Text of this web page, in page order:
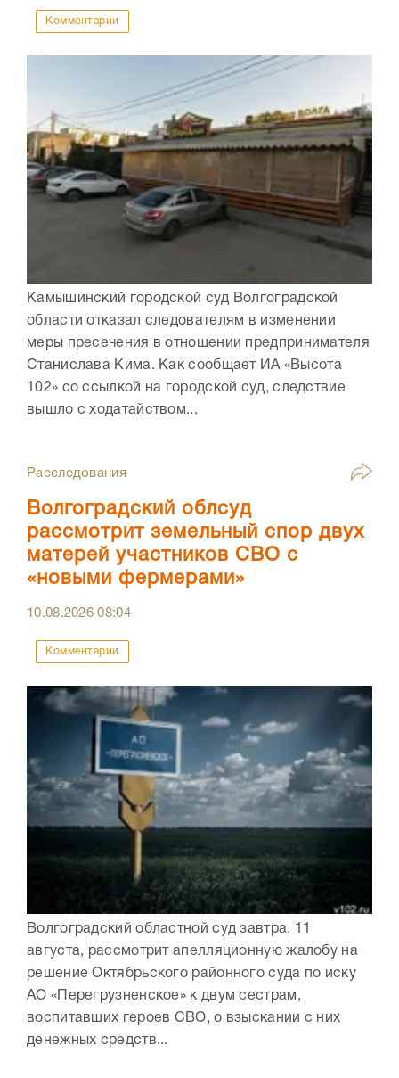
Комментарии
Камышинский городской суд Волгоградской
области отказал следователям в изменении
меры пресечения в отношении предпринимателя
Станислава Кима. Как сообщает ИА «Высота
102» со ссылкой на городской суд, следствие
вышло с ходатайством...
Расследования
Волгоградский облсуд
рассмотрит земельный спор двух
матерей участников СВО с
«новыми фермерами»
10.08.202608:04
Комментарии
Волгоградский областной суд завтра, 11
августа, рассмотрит апелляционную жалобу на
решение Октябрьского районного суда по иску
АО «Перегрузненское» к двум сестрам,
воспитавших героев СВО, о взыскании с них
денежных средств...